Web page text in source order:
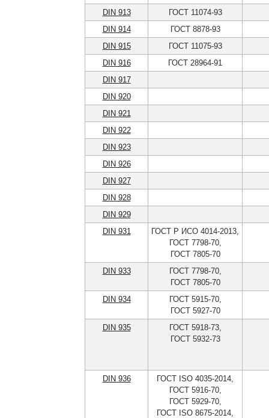
DIN 913
ГОСТ 11074-93
DIN 914
ГОСТ 8878-93
DIN 915
ГОСТ 11075-93
DIN 916
ГОСТ 28964-91
DIN 917
DIN 920
DIN 921
DIN 922
DIN 923
DIN 926
DIN 927
DIN 928
DIN 929
DIN 931
ГОСТ Р ИСО 4014-2013,
ГОСТ 7798-70,
ГОСТ 7805-70
DIN 933
ГОСТ 7798-70,
ГОСТ 7805-70
DIN 934
ГОСТ 5915-70,
ГОСТ 5927-70
DIN 935
ГОСТ 5918-73,
ГОСТ 5932-73
DIN 936
ГОСТ ISO 4035-2014,
ГОСТ 5916-70,
ГОСТ 5929-70,
ГОСТ ISO 8675-2014,